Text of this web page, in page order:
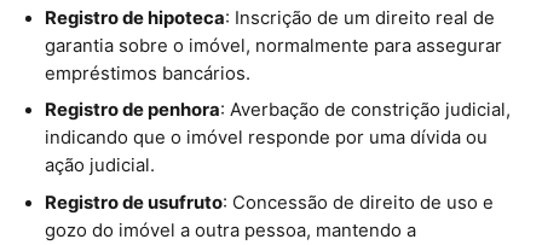
Registro de hipoteca: Inscrição de um direito real de
garantia sobre o imóvel, normalmente para assegurar
empréstimos bancários.
Registro de penhora: Averbação de constrição judicial,
indicando que o imóvel responde por uma dívida ou
ação judicial.
Registro de usufruto: Concessão de direito de uso e
gozo do imóvel a outra pessoa, mantendo a